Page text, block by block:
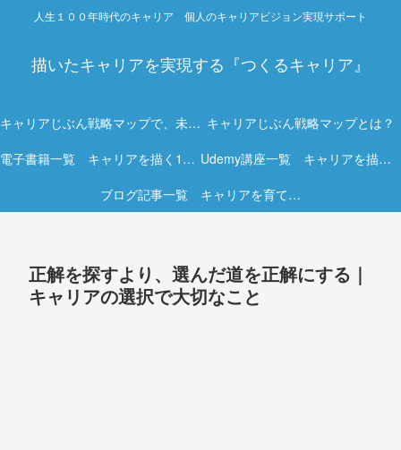
人生１００年時代のキャリア 個人のキャリアビジョン実現サポート
描いたキャリアを実現する『つくるキャリア』
キャリアじぶん戦略マップで、未来を描く力を。 キャリアじぶん戦略マップとは？
電子書籍一覧 キャリアを描く15冊の実践ガイド
Udemy講座一覧 キャリアを描く実践オンライン講座
ブログ記事一覧 キャリアを育てる実践ヒント集
正解を探すより、選んだ道を正解にする｜
キャリアの選択で大切なこと